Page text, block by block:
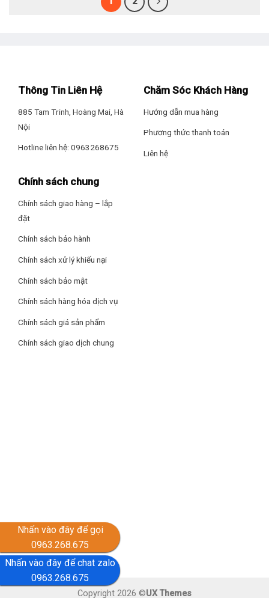
Nhấn vào đây để gọi
0963.268.675
Nhấn vào đây để chat zalo
0963.268.675
Thông Tin Liên Hệ
885 Tam Trinh, Hoàng Mai, Hà
Nội
Hotline liên hệ: 0963268675
Chăm Sóc Khách Hàng
Hướng dẫn mua hàng
Phương thức thanh toán
Liên hệ
Chính sách chung
Chính sách giao hàng – lắp
đặt
Chính sách bảo hành
Chính sách xử lý khiếu nại
Chính sách bảo mật
Chính sách hàng hóa dịch vụ
Chính sách giá sản phẩm
Chính sách giao dịch chung
Copyright 2026 ©UX Themes